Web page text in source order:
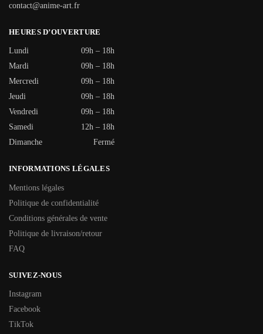
contact@anime-art.fr
HEURES D’OUVERTURE
Lundi
09h – 18h
Mardi
09h – 18h
Mercredi
09h – 18h
Jeudi
09h – 18h
Vendredi
09h – 18h
Samedi
12h – 18h
Dimanche
Fermé
INFORMATIONS LÉGALES
Mentions légales
Politique de confidentialité
Conditions générales de vente
Politique de livraison/retour
FAQ
SUIVEZ-NOUS
Instagram
Facebook
TikTok